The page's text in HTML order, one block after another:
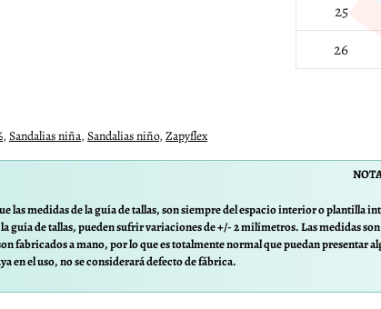
25
26
, Sandalias niña, Sandalias niño, Zapyflex
las medidas de la guía de tallas, son siempre del espacio interior o plantilla
guía de tallas, pueden sufrir variaciones de +/- 2 milímetros. Las medidas
fabricados a mano, por lo que es totalmente normal que puedan
en el uso, no se considerará defecto de fábrica.